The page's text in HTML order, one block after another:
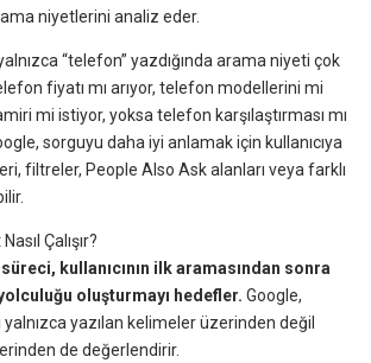
niyetlerini analiz eder.
yalnızca “telefon” yazdığında arama niyeti çok
fiyatı mı arıyor, telefon modellerini mi
mi istiyor, yoksa telefon karşılaştırması mı
sorguyu daha iyi anlamak için kullanıcıya
filtreler, People Also Ask alanları veya farklı
Çalışır?
kullanıcının ilk aramasından sonra
oluşturmayı hedefler. Google,
yalnızca yazılan kelimeler üzerinden değil
de değerlendirir.